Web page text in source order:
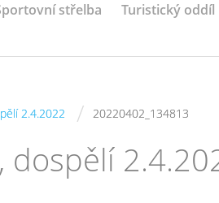
střelba Turistický oddíl
2.4.2022 / 20220402_134813
dospělí